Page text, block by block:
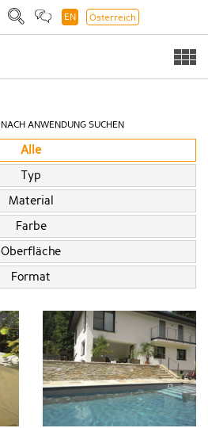
EN Österreich
NACH ANWENDUNG SUCHEN
Alle
Typ
Material
Farbe
Oberfläche
Format